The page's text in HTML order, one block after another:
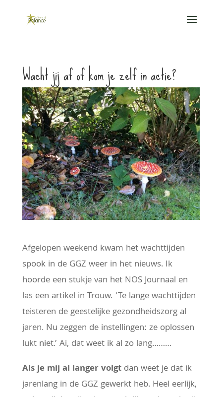
Wacht jij af of kom je zelf in actie?
Afgelopen weekend kwam het wachttijden
spook in de GGZ weer in het nieuws. Ik
hoorde een stukje van het NOS Journaal en
las een artikel in Trouw. ‘Te lange wachttijden
teisteren de geestelijke gezondheidszorg al
jaren. Nu zeggen de instellingen: ze oplossen
lukt niet.’ Ai, dat weet ik al zo lang………
Als je mij al langer volgt dan weet je dat ik
jarenlang in de GGZ gewerkt heb. Heel eerlijk,